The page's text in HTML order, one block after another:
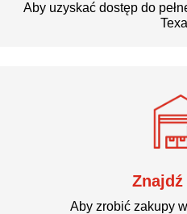
Aby uzyskać dostęp do
Aby zrobić zakupy